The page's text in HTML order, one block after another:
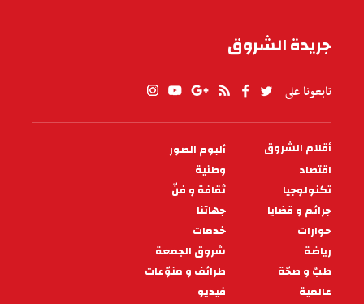
جريدة الشروق
تابعونا على
PIED
DE
PAGE
أقلام الشروق
ألبوم الصور
اقتصاد
وطنية
تكنولوجيا
ثقافة و فنّ
جرائم و قضايا
جهاتنا
حوارات
خدمات
رياضة
شروق الجمعة
طبّ و صحّة
طرائف و منوّعات
عالمية
فيديو